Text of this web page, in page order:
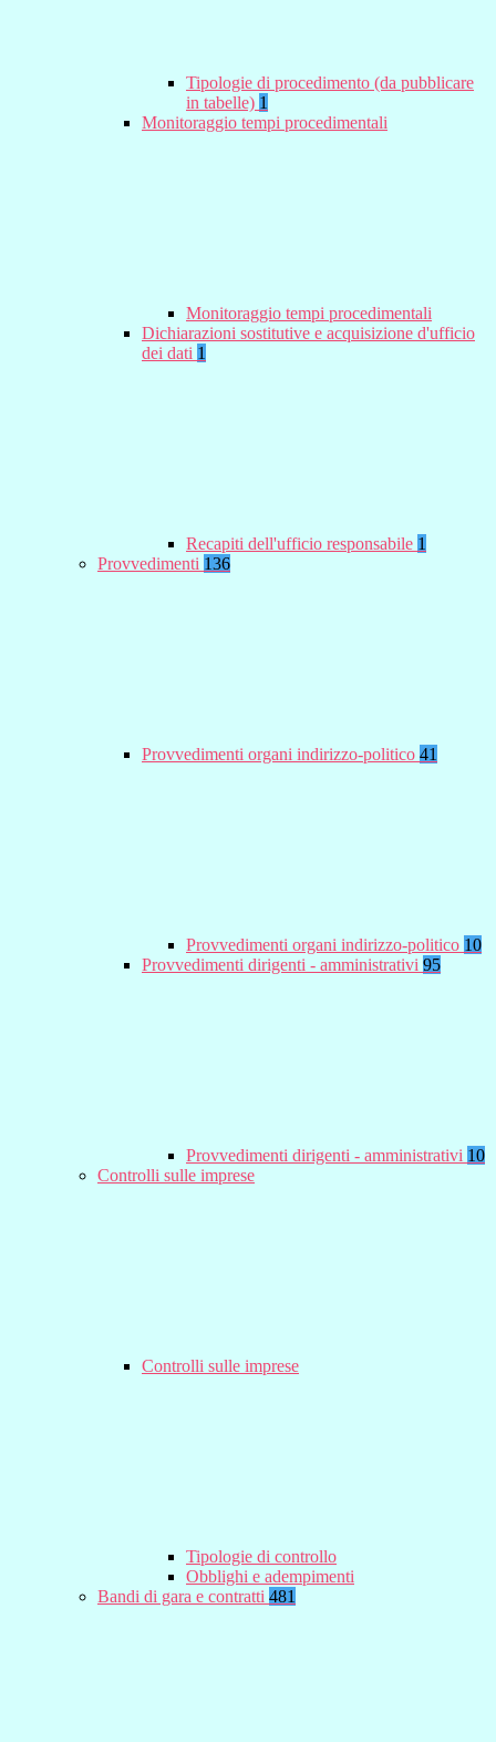
Tipologie di procedimento (da pubblicare
in tabelle) 1
Monitoraggio tempi procedimentali
Monitoraggio tempi procedimentali
Dichiarazioni sostitutive e acquisizione d'ufficio
dei dati 1
Recapiti dell'ufficio responsabile 1
Provvedimenti 136
Provvedimenti organi indirizzo-politico 41
Provvedimenti organi indirizzo-politico 10
Provvedimenti dirigenti - amministrativi 95
Provvedimenti dirigenti - amministrativi 10
Controlli sulle imprese
Controlli sulle imprese
Tipologie di controllo
Obblighi e adempimenti
Bandi di gara e contratti 481